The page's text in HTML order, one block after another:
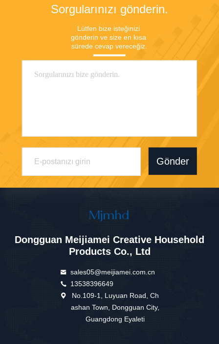
Sorgularınızı gönderin.
Lütfen bize isteğinizi
gönderin ve size en kısa
sürede cevap vereceğiz.
Gönder
Dongguan Meijiamei Creative Household
Products Co., Ltd
sales05@meijiamei.com.cn
13538396649
No.109-1, Luyuan Road, Ch
ashan Town, Dongguan City,
Guangdong Eyaleti